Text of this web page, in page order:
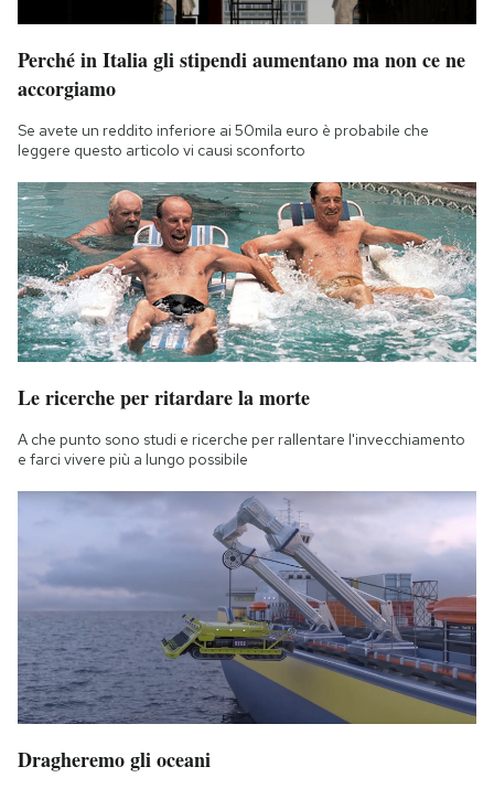
Notifiche mobile
Hai bisogno di aiuto?
Esci
Perché in Italia gli stipendi aumentano ma non ce ne
accorgiamo
Se avete un reddito inferiore ai 50mila euro è probabile che
leggere questo articolo vi causi sconforto
Le ricerche per ritardare la morte
A che punto sono studi e ricerche per rallentare l'invecchiamento
e farci vivere più a lungo possibile
Dragheremo gli oceani